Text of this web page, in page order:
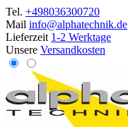
Tel. +498036300720
Mail info@alphatechnik.de
Lieferzeit 1-2 Werktage
Unsere Versandkosten